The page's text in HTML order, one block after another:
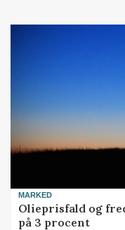
MARKED
Olieprisfald og
på 3 procent